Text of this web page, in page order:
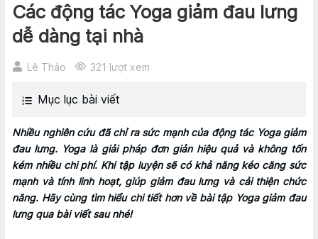
Các động tác Yoga giảm đau lưng
dễ dàng tại nhà
Lê Thảo 321 lượt xem
Mục lục bài viết
Nhiều nghiên cứu đã chỉ ra sức mạnh của động tác Yoga giảm
đau lưng. Yoga là giải pháp đơn giản hiệu quả và không tốn
kém nhiều chi phí. Khi tập luyện sẽ có khả năng kéo căng sức
mạnh và tính linh hoạt, giúp giảm đau lưng và cải thiện chức
năng. Hãy cùng tìm hiểu chi tiết hơn về bài tập Yoga giảm đau
lưng qua bài viết sau nhé!